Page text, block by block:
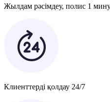
Жылдам рәсімдеу, полис 1
Клиенттерді қолдау 24/7